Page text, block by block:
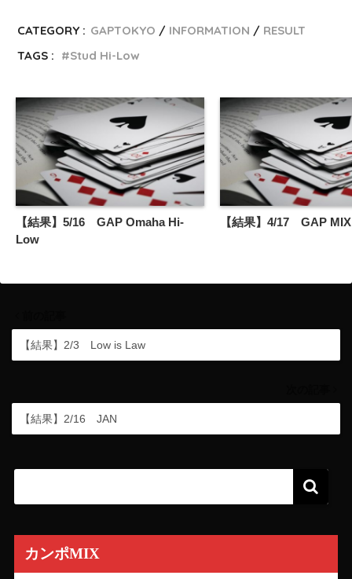
CATEGORY : GAPTOKYO INFORMATION
RESULT
TAGS :
Stud Hi-Low
【結果】5/16 GAP Omaha Hi-
Low
【結果】4/17 GAP
【結果】2/3 Low is Law
【結果】2/16 JAN
カンポMIX